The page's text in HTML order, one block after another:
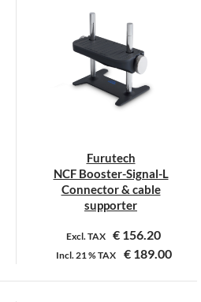
Furutech
NCF Booster-Signal-L
Connector & cable
supporter
Excl. TAX € 156.20
Incl.21 %TAX €189.00